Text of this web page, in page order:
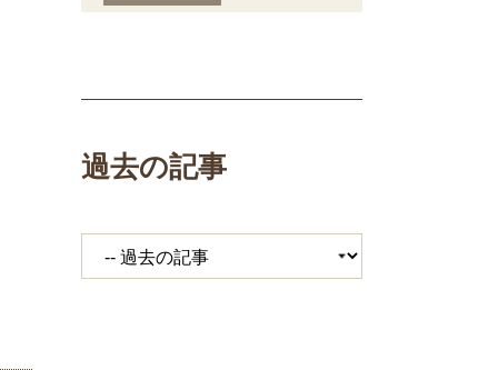
縄文鍋 いしかわ埋文
体験工房
過去の記事